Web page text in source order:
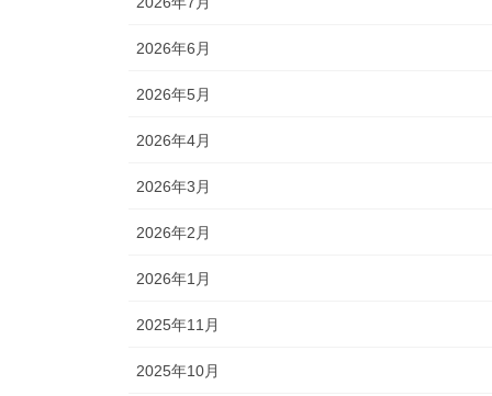
2026年6月
2026年5月
2026年4月
2026年3月
2026年2月
2026年1月
2025年11月
2025年10月